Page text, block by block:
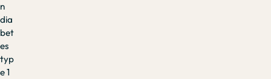
n
dia
bet
es
typ
e 1